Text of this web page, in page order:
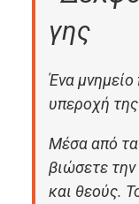
γης
Ένα
υπεροχή
Μέσα από
βιώσετε
και θεούς.